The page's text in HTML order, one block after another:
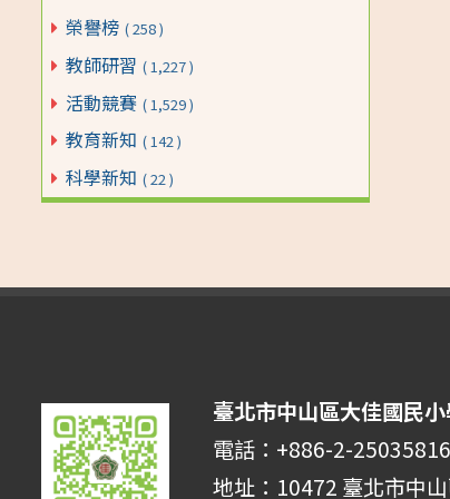
榮譽榜 ( 258 )
教師研習 ( 1,227 )
活動競賽 ( 1,529 )
教育新知 ( 142 )
科學新知 ( 22 )
臺北市中山區大佳國民
電話：+886-2-
地址：10472 臺北市中